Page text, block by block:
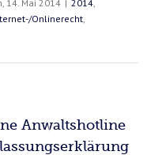
14. Mai 2014 | 2014
Onlinerecht
Anwaltshotline